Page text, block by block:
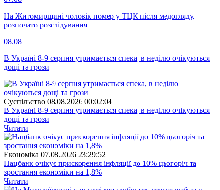
На Житомирщині чоловік помер у ТЦК після медогляду,
розпочато розслідування
08.08
В Україні 8-9 серпня утримається спека, в неділю очікуються
дощі та грози
Суспiльство 08.08.2026 00:02:04
В Україні 8-9 серпня утримається спека, в неділю очікуються
дощі та грози
Читати
Економіка 07.08.2026 23:29:52
Нацбанк очікує прискорення інфляції до 10% цьогоріч та
зростання економіки на 1,8%
Читати